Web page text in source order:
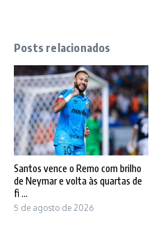
Posts relacionados
Santos vence o Remo com brilho
de Neymar e volta às quartas de
fi ...
5 de agosto de 2026